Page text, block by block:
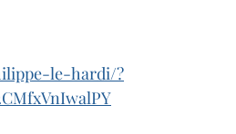
le-hardi/?